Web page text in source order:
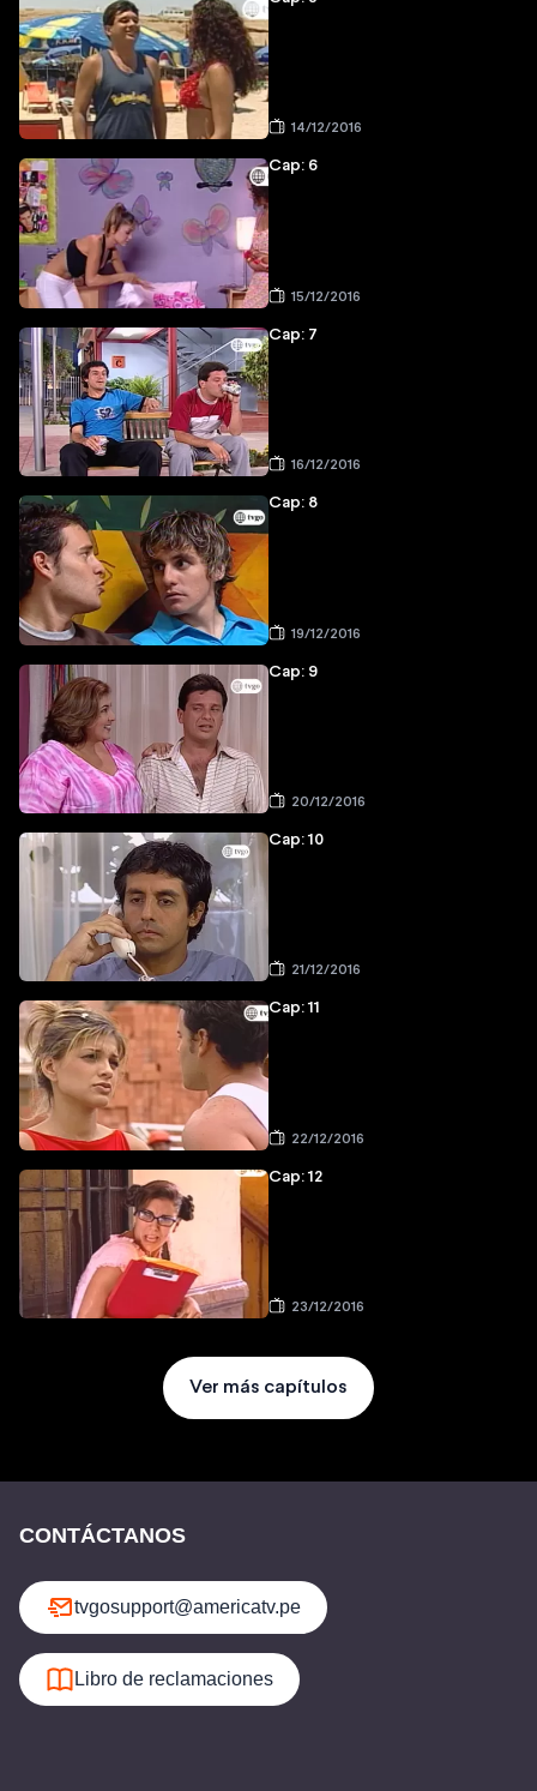
14/12/2016
Cap: 6
15/12/2016
Cap: 7
16/12/2016
Cap: 8
19/12/2016
Cap: 9
20/12/2016
Cap: 10
21/12/2016
Cap: 11
22/12/2016
Cap: 12
23/12/2016
Ver más capítulos
CONTÁCTANOS
tvgosupport@americatv.pe
Libro de reclamaciones